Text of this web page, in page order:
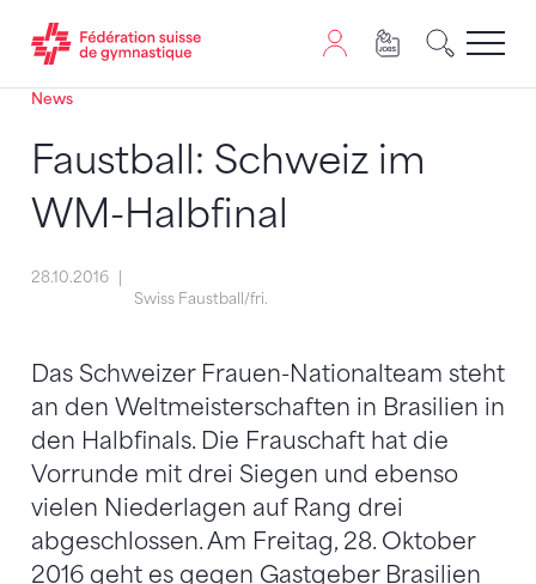
Passer au contenu
Naviguer vers le plan du siten
JavaScript est nécessaire pour naviguer sur ce site.
News
Faustball: Schweiz im
WM-Halbfinal
28.10.2016
Swiss Faustball/fri.
Das Schweizer Frauen-Nationalteam steht
an den Weltmeisterschaften in Brasilien in
den Halbfinals. Die Frauschaft hat die
Vorrunde mit drei Siegen und ebenso
vielen Niederlagen auf Rang drei
abgeschlossen. Am Freitag, 28. Oktober
2016 geht es gegen Gastgeber Brasilien